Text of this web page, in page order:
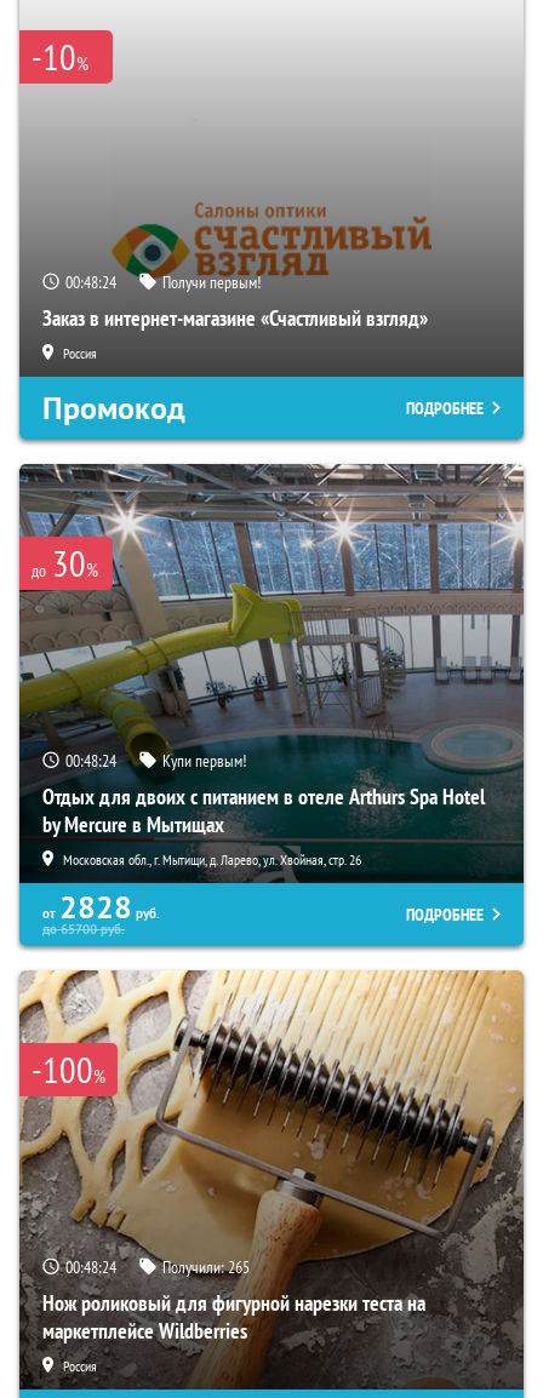
-10%
00:48:23 Получи первым!
Заказ в интернет-магазине «Счастливый взгляд»
Россия
Промокод ПОДРОБНЕЕ
до 30%
00:48:23 Купи первым!
Отдых для двоих с питанием в отеле Arthurs Spa Hotel
by Mercure в Мытищах
Московская обл., г. Мытищи, д. Ларево, ул. Хвойная, стр. 26
от 2828 руб.
до65700руб.
ПОДРОБНЕЕ
-100%
00:48:23 Получили:265
Нож роликовый для фигурной нарезки теста на
маркетплейсе Wildberries
Россия